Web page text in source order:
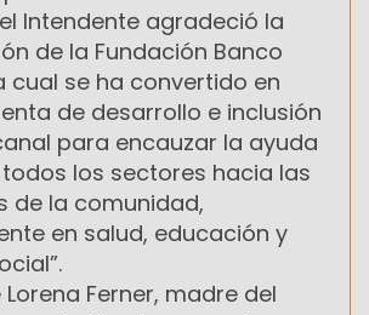
Intendente agradeció la
de la Fundación Banco
cual se ha convertido en
de desarrollo e inclusión
para encauzar la ayuda
los sectores hacia las
de la comunidad,
en salud, educación y
Ferner, madre del